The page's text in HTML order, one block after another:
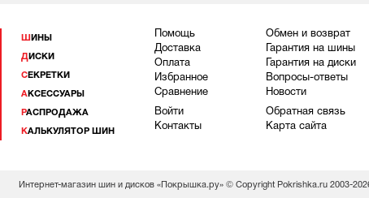
ШИНЫ
ДИСКИ
СЕКРЕТКИ
АКСЕССУАРЫ
РАСПРОДАЖА
КАЛЬКУЛЯТОР ШИН
Помощь
Доставка
Оплата
Избранное
Сравнение
Войти
Контакты
Обмен и возврат
Гарантия на шины
Гарантия на диски
Вопросы-ответы
Новости
Обратная связь
Карта сайта
Интернет-магазин шин и дисков «Покрышка.ру» © Copyright Pokrishka.ru 2003-